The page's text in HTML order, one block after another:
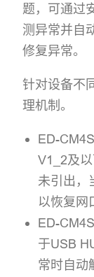
题，可通过
测异常并自
修复异常。
针对设备不
理机制。
ED-
V1_2及
未引出，
以恢复网
ED-
于USB
常时自动